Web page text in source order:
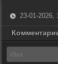
23-01-2026,